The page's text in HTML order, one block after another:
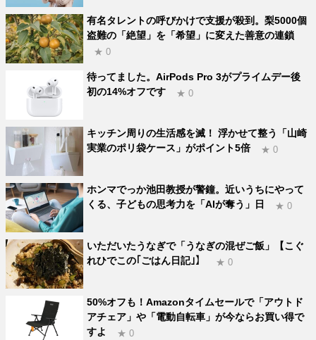
有名タレントの呼びかけで支援が殺到。梨5000個
盗難の「絶望」を「希望」に変えた善意の連鎖
★ 0
待ってました。AirPods Pro 3がプライムデー後
初の14%オフです
★ 0
キッチン周りの生活感を滅！ 浮かせて整う「山崎
実業のポリ袋ケース」がポイント5倍
★ 0
ホンマでっか池田教授が警鐘。近いうちにやって
くる、子どもの思考力を「AIが奪う」日
★ 0
いただいたうなぎで「うなぎの混ぜご飯」【こぐ
れひでこの｢ごはん日記｣】
★ 0
50%オフも！Amazonタイムセールで「アウトド
アチェア」や「電動自転車」が今ならお買い得で
すよ
★ 0